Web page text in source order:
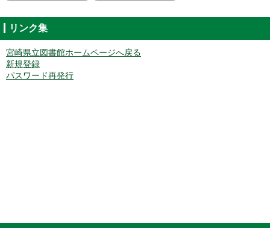
リンク集
宮崎県立図書館ホームページへ戻る
新規登録
パスワード再発行